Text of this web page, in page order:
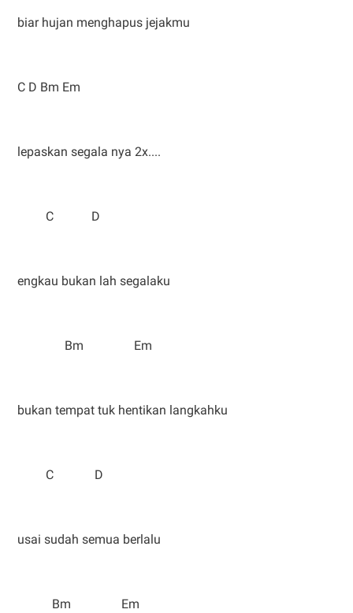
biar hujan menghapus jejakmu
C D Bm Em
lepaskan segala nya 2x....
C D
engkau bukan lah segalaku
Bm Em
bukan tempat tuk hentikan langkahku
C D
usai sudah semua berlalu
Bm Em